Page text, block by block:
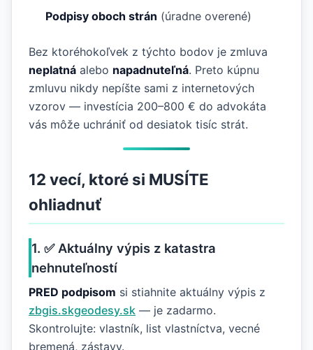
Podpisy oboch strán (úradne overené)
Bez ktoréhokoľvek z týchto bodov je zmluva
neplatná alebo napadnuteľná. Preto kúpnu
zmluvu nikdy nepíšte sami z internetových
vzorov — investícia 200–800 € do advokáta
vás môže uchrániť od desiatok tisíc strát.
12 vecí, ktoré si MUSÍTE
ohliadnuť
1. ✅ Aktuálny výpis z katastra
nehnuteľností
PRED podpisom si stiahnite aktuálny výpis z
zbgis.skgeodesy.sk — je zadarmo.
Skontrolujte: vlastník, list vlastníctva, vecné
bremená, zástavy.